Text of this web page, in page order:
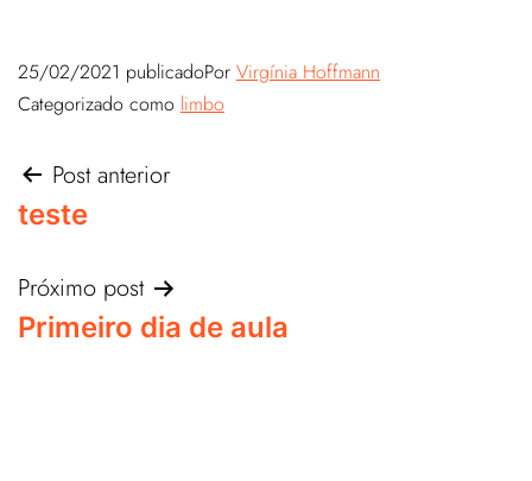
25/02/2021 publicadoPor Virgínia Hoffmann
Categorizado como limbo
Post anterior
teste
Próximo post
Primeiro dia de aula